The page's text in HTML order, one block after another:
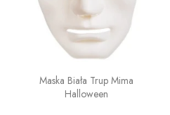
Maska Biała Trup Mima
Halloween